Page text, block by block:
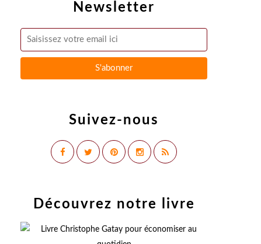
Newsletter
Suivez-nous
Découvrez notre livre